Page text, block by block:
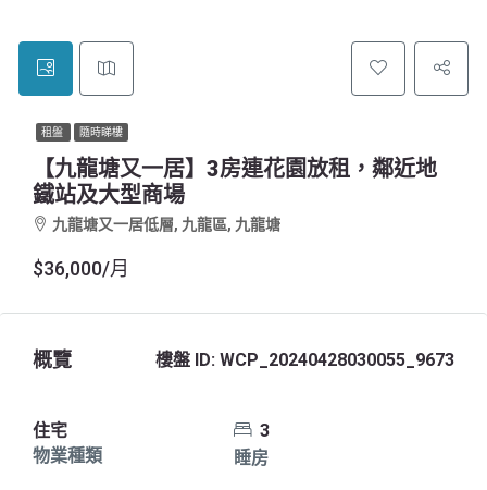
租盤 隨時睇樓
【九龍塘又一居】3房連花園放租，鄰近地
鐵站及大型商場
九龍塘又一居低層, 九龍區, 九龍塘
$36,000/月
概覽 樓盤 ID: WCP_20240428030055_9673
住宅
物業種類
3
睡房